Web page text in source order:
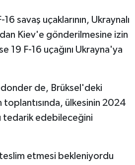
savaş uçaklarının, Ukraynalı
Kiev'e gönderilmesine izin
19 F-16 uçağını Ukrayna'ya
de, Brüksel'deki
toplantısında, ülkesinin 2024
tedarik edebileceğini
teslim etmesi bekleniyordu